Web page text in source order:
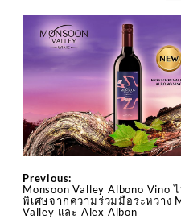
Previous:
Monsoon Valley Albono Vino
พิเศษจากความร่วมมือระหว่าง
Valley และ Alex Albon